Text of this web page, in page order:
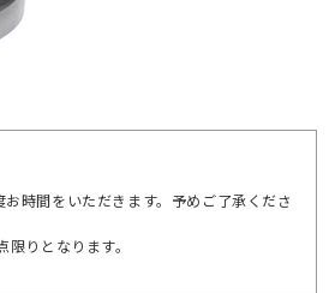
お時間をいただきます。予めご了承くださ
限りとなります。